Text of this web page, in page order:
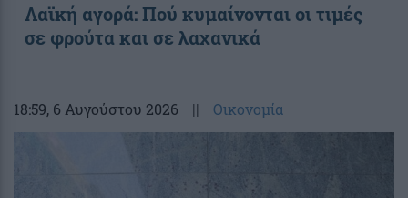
Λαϊκή αγορά: Πού κυμαίνονται οι τιμές
σε φρούτα και σε λαχανικά
18:59, 6 Αυγούστου 2026 || Οικονομία